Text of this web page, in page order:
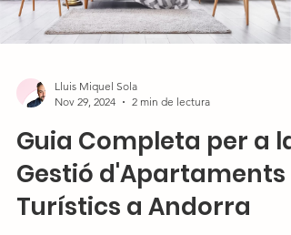
Lluis Miquel Sola
Nov 29, 2024
2 min de lectura
Guia Completa per a la
Gestió d'Apartaments
Turístics a Andorra